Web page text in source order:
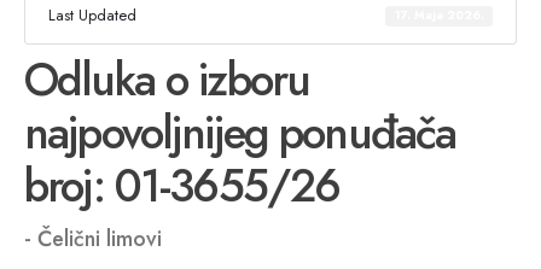
Last Updated
Odluka o izboru
najpovoljnijeg ponuđača
broj: 01-3655/26
- Čelični limovi